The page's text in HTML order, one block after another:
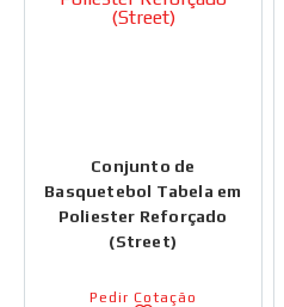
Conjunto de
Basquetebol Tabela em
Poliester Reforçado
(Street)
Pedir Cotação